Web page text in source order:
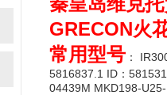
GRECON火
常用型号 ：
5816837.1 ID：
04439M MKD198-